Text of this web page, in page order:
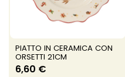
PIATTO IN CERAMICA CON
ORSETTI 21CM
6,60 €